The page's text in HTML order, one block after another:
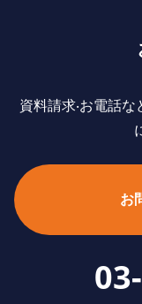
資料請求‧お電話
お